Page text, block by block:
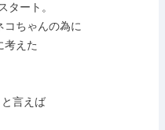
タート。
ちゃんの為に
考えた
言えば